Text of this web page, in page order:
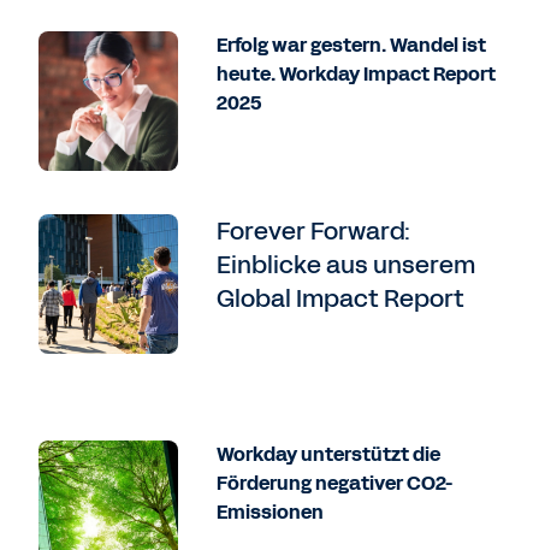
Erfolg war gestern. Wandel ist
heute. Workday Impact Report
2025
Forever Forward:
Einblicke aus unserem
Global Impact Report
Workday unterstützt die
Förderung negativer CO2-
Emissionen